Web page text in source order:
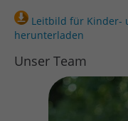
Leitbild für Kinder-
herunterladen
Unser Team